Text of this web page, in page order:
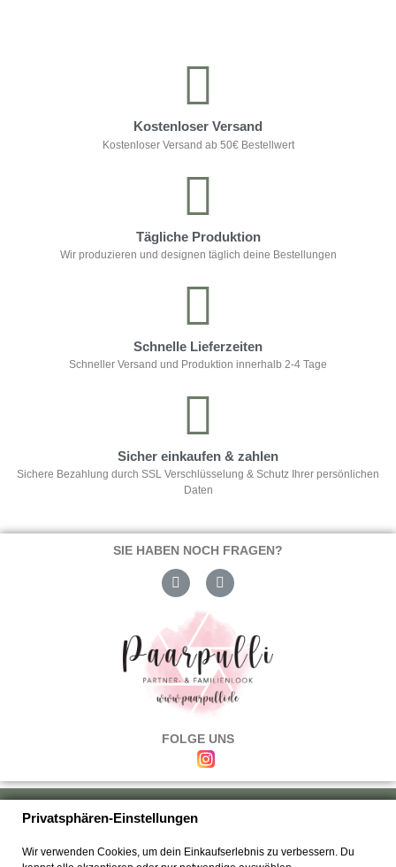
Kostenloser Versand
Kostenloser Versand ab 50€ Bestellwert
Tägliche Produktion
Wir produzieren und designen täglich deine Bestellungen
Schnelle Lieferzeiten
Schneller Versand und Produktion innerhalb 2-4 Tage
Sicher einkaufen & zahlen
Sichere Bezahlung durch SSL Verschlüsselung & Schutz Ihrer persönlichen
Daten
SIE HABEN NOCH FRAGEN?
FOLGE UNS
Über uns|Versand & Zahlung|Umtausch & Rückgabe
Kontakt
Privatsphären-Einstellungen
Wir verwenden Cookies, um dein Einkaufserlebnis zu verbessern. Du